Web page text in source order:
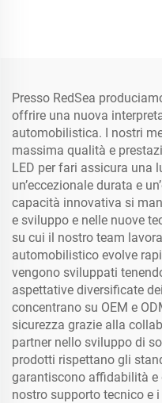
Presso RedSea
offrire una nuova
automobilistica. I nostri
massima qualità e
LED per fari assicura una
un’eccezionale durata e
capacità innovativa si
e sviluppo e nelle nuove
su cui il nostro team
automobilistico evolve
vengono sviluppati
aspettative diversificate
concentrano su OEM e
sicurezza grazie alla
partner nello sviluppo di
prodotti rispettano gli
garantiscono affidabilità e
nostro supporto tecnico e